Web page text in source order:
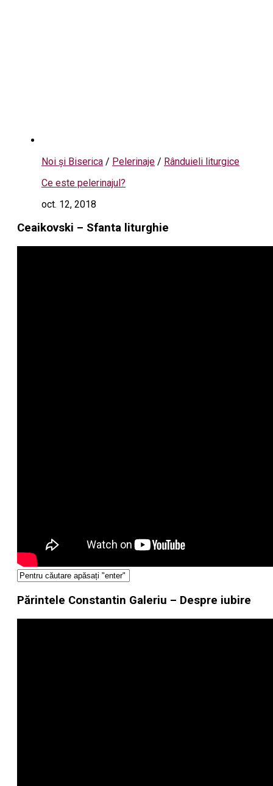
Noi și Biserica / Pelerinaje / Rânduieli liturgice
Ce este pelerinajul?
oct. 12, 2018
Ceaikovski – Sfanta liturghie
Părintele Constantin Galeriu – Despre iubire